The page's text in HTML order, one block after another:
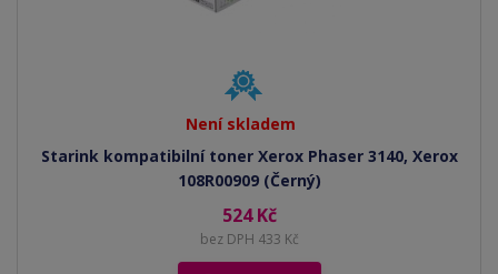
Není skladem
Starink kompatibilní toner Xerox Phaser 3140, Xerox
108R00909 (Černý)
524 Kč
bez DPH 433 Kč